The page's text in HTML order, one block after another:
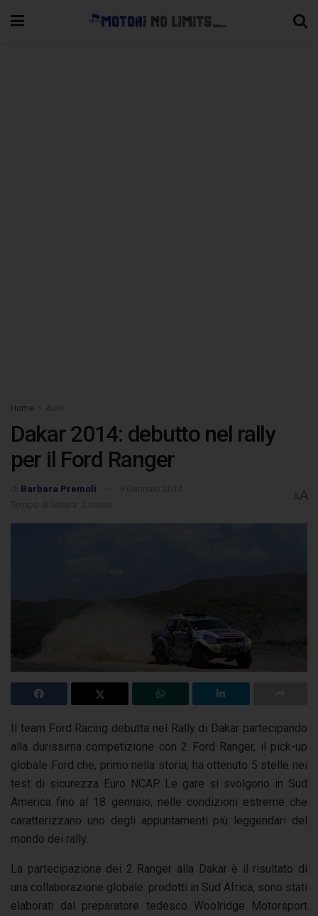
Home
Dakar 2014: debutto nel rally
per il Ford Ranger
Barbara Premoli
AA
Il team Ford Racing debutta nel Rally di Dakar partecipando
alla durissima competizione con 2 Ford Ranger, il pick-up
globale Ford che, primo nella storia, ha ottenuto 5 stelle nei
test di sicurezza Euro NCAP. Le gare si svolgono in Sud
America fino al 18 gennaio, nelle condizioni estreme che
caratterizzano uno degli appuntamenti più leggendari del
mondo dei rally.
La partecipazione dei 2 Ranger alla Dakar è il risultato di
una collaborazione globale: prodotti in Sud Africa, sono stati
elaborati dal preparatore tedesco Woolridge Motorsport